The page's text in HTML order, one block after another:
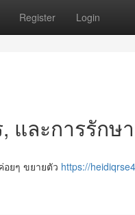
Register Login
และการรักษา
อยๆ ขยายตัว https://